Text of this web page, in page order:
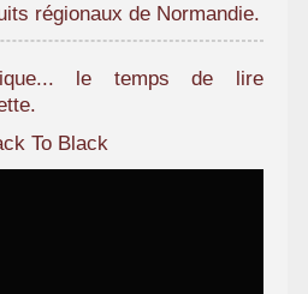
régionaux de Normandie.
le temps de lire
To Black